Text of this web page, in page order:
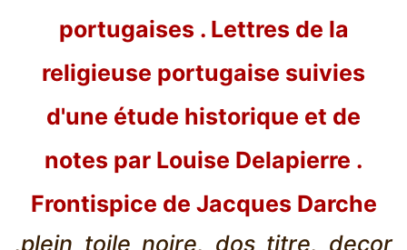
portugaises . Lettres de la
religieuse portugaise suivies
d'une étude historique et de
notes par Louise Delapierre .
Frontispice de Jacques Darche
,plein toile noire, dos titre, decor